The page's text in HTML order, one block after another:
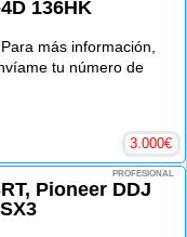
136HK
más información,
tu número de
3.000€
PROFESIONAL
Pioneer DDJ